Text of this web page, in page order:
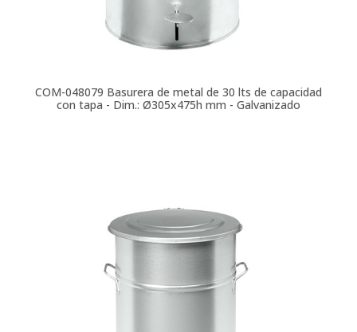
COM-048079 Basurera de metal de 30 lts de capacidad
con tapa - Dim.: Ø305x475h mm - Galvanizado